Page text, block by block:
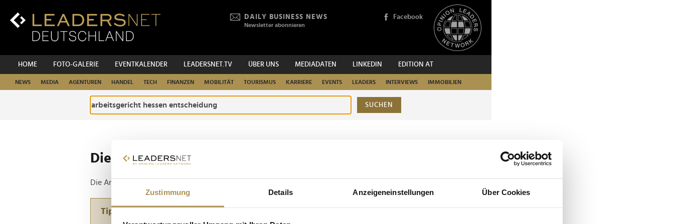
Zustimmung Details Anzeigeneinstellungen Über Cookies
Inhalt
DAILY BUSINESS NEWS
Newsletter abonnieren
Facebook
HOME FOTO-GALERIE EVENTKALENDER LEADERSNET.TV ÜBER UNS MEDIADATEN LINKEDIN EDITION AT
NEWS MEDIA AGENTUREN HANDEL TECH FINANZEN MOBILITÄT TOURISMUS KARRIERE EVENTS LEADERS INTERVIEWS IMMOBILIEN
SUCHEN
Die ganze Website durchsuchen
Die Anfrage ergab 1 Treffer.
Tipp